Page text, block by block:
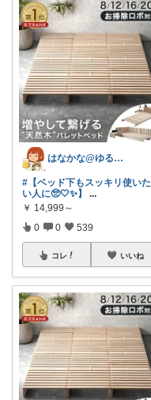
はなかな@ゆるふわ暮らし
#【ベッド下もスッキリ使いた
い人に🥺🤍✨】
...
￥ 14,999～
0 0 539
コレ いいね